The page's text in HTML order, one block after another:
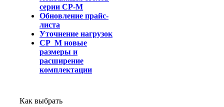
серии СР-М
Обновление прайс-
листа
Уточнение нагрузок
СР_М новые
размеры и
расширение
комплектации
Как выбрать